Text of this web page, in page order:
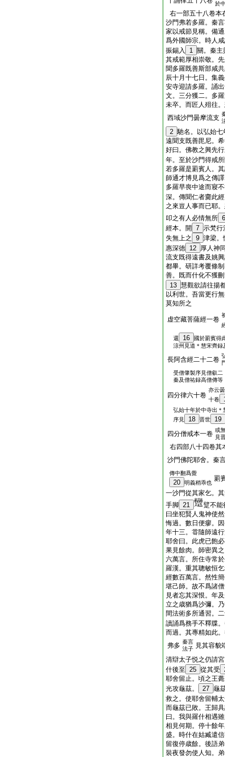
於
右一部五十八卷本
沙門弗若多羅。秦
家以戒節見稱。備
爲外國師宗。時人
振錫入
1 關。秦
其戒範厚相崇敬。
聞多羅既善斯部咸
辰十月十七日。集
安寺迎請多羅。誦
文。三分獲二。多
未卒。而匠人殂往
西域沙門曇摩流支
2 馳名。以弘始七
遠聞支既善毘尼。
好曰。佛教之興先
年。至於沙門得戒
若多羅是罽賓人。
師通才博見爲之傳
多羅早喪中途而寢
深。傳聞仁者齎此
之來豈人事而已耶
叩之有人必情無所 6
經本。開
7 示梵行
失無上之
9 津梁。
惠深徳 12 厚人神
流支既得遠書及姚
都畢。研詳考覆條
善。既而什化不獲
13 慧觀欲請往揚
以利世。吾當更行
莫知所之
虚空藏菩薩經一卷
還 16
國於罽賓得
涼州見道＊慧宋齊録
長阿含經二十二卷
受僧肇製序見僧叡二
秦及僧祐録高僧傳等
四分律六十卷
亦云
十卷
弘始十年於中寺出＊
序見
18 晋世
19
四分僧戒本一卷 或
見
右四部八十四卷其
沙門佛陀耶舍。秦
傳中翻爲覺
20 明義稍乖也
罽
一沙門從其家乞。
手脚 21
躄不能
曰坐犯賢人鬼神使
悔過。數日便瘳。
年十三。甞隨師遠
耶舍曰。此虎已飽
果見餘肉。師密異
六萬言。所住寺常
羅漢。重其聰敏恒
經數百萬言。然性
堪己師。故不爲諸
見者忘其深恨。年
立之歳猶爲沙彌。
間法術多所通習。
讀誦爲務手不釋牒
而過。其專精如此
弗多 秦言
法子 見其容貌
清辯太子悦之仍請
什後至 25 從其受
耶舍留止。頃之王
光攻龜茲。
27 龜
救之。使耶舍留輔
而龜茲已敗。王歸
曰。我與羅什相遇
相見何期。停十餘
盛。時什在姑臧遣
留復停歳餘。後語
裝夜發勿使人知。